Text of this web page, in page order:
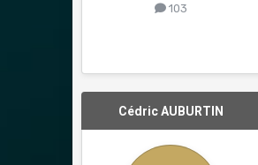
103
Cédric AUBURTIN